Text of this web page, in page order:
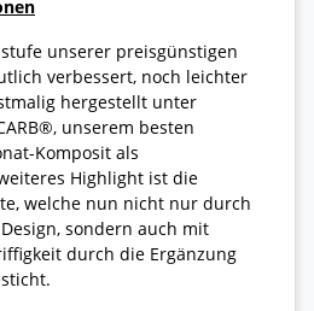
unserer preisgünstigen
verbessert, noch leichter
hergestellt unter
unserem besten
Komposit als
Highlight ist die
welche nun nicht nur durch
sondern auch mit
durch die Ergänzung